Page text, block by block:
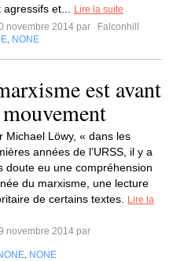
agressifs et...
Lire la suite
novembre 2014 par
Falconhill
NONE
est avant
Michael Löwy, « dans les
années de l’URSS, il y a
doute eu une compréhension
du marxisme, une lecture
de certains textes.
Lire la
novembre 2014 par
NONE